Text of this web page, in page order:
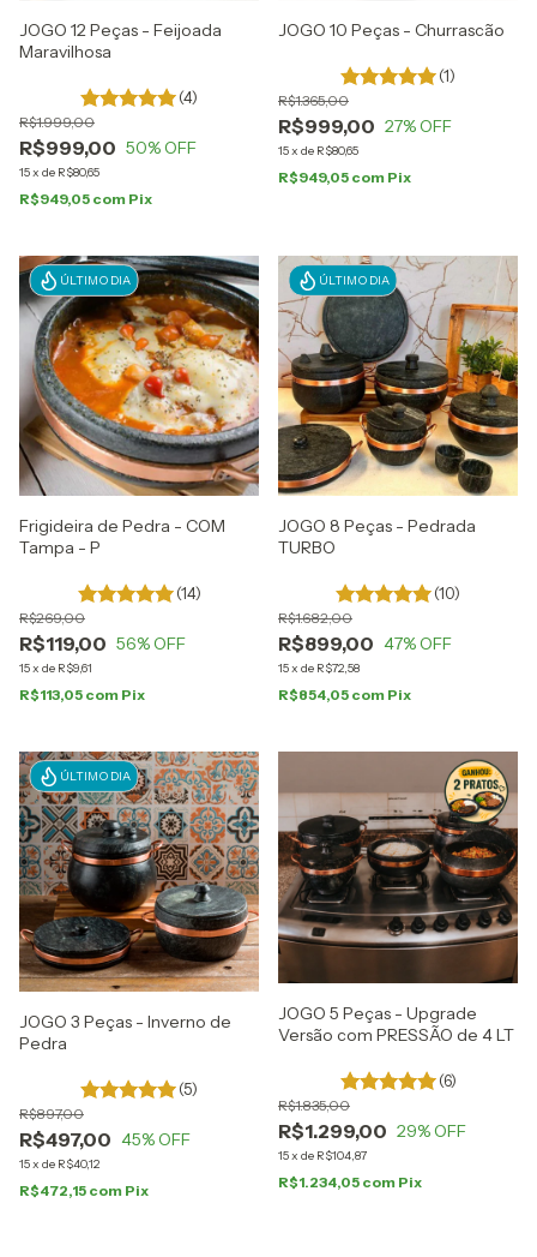
JOGO 12 Peças - Feijoada
Maravilhosa
(4)
R$999,00
R$1.999,00
50% OFF
15x de R$80,65
R$949,05 com Pix
JOGO 10 Peças - Churrascão
(1)
R$999,00
R$1.365,00
27% OFF
15x de R$80,65
R$949,05 com Pix
ÚLTIMO DIA
Frigideira de Pedra - COM
Tampa - P
(14)
R$119,00
R$269,00
56% OFF
15x de R$9,61
R$113,05 com Pix
ÚLTIMO DIA
JOGO 8 Peças - Pedrada
TURBO
(10)
R$899,00
R$1.682,00
47% OFF
15x de R$72,58
R$854,05 com Pix
ÚLTIMO DIA
JOGO 3 Peças - Inverno de
Pedra
(5)
R$497,00
R$897,00
45% OFF
15x de R$40,12
R$472,15 com Pix
JOGO 5 Peças - Upgrade
Versão com PRESSÃO de 4 LT
(6)
R$1.299,00
R$1.835,00
29% OFF
15x de R$104,87
R$1.234,05 com Pix